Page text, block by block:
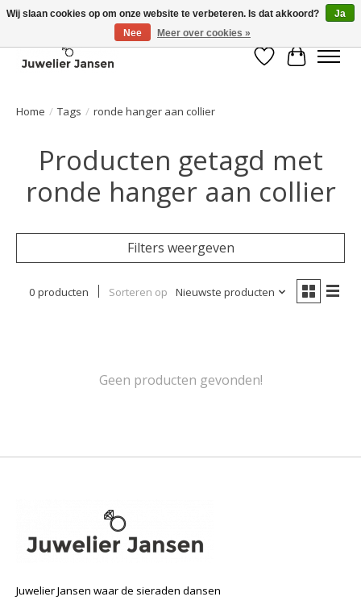
Verlanglijst
Home / Tags / ronde hanger aan collier
Producten getagd met
ronde hanger aan collier
Filters weergeven
0 producten Sorteren op Nieuwste producten
Geen producten gevonden!
Juwelier Jansen waar de sieraden dansen
Wij slaan cookies op om onze website te verbeteren. Is dat akkoord?
Ja
Nee
Meer over cookies »